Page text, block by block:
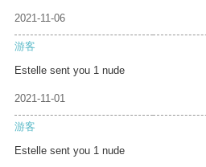
2021-11-06
游客
Estelle sent you 1 nude
2021-11-01
游客
Estelle sent you 1 nude